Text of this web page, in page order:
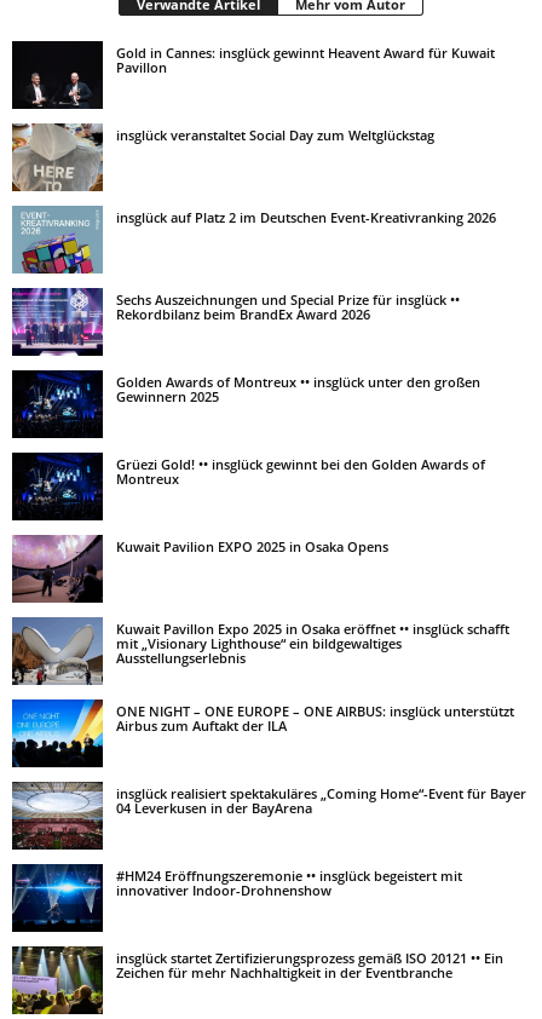
Verwandte Artikel Mehr vom Autor
Gold in Cannes: insglück gewinnt Heavent Award für Kuwait
Pavillon
insglück veranstaltet Social Day zum Weltglückstag
insglück auf Platz 2 im Deutschen Event-Kreativranking 2026
Sechs Auszeichnungen und Special Prize für insglück ••
Rekordbilanz beim BrandEx Award 2026
Golden Awards of Montreux •• insglück unter den großen
Gewinnern 2025
Grüezi Gold! •• insglück gewinnt bei den Golden Awards of
Montreux
Kuwait Pavilion EXPO 2025 in Osaka Opens
Kuwait Pavillon Expo 2025 in Osaka eröffnet •• insglück schafft
mit „Visionary Lighthouse“ ein bildgewaltiges
Ausstellungserlebnis
ONE NIGHT – ONE EUROPE – ONE AIRBUS: insglück unterstützt
Airbus zum Auftakt der ILA
insglück realisiert spektakuläres „Coming Home“-Event für Bayer
04 Leverkusen in der BayArena
#HM24 Eröffnungszeremonie •• insglück begeistert mit
innovativer Indoor-Drohnenshow
insglück startet Zertifizierungsprozess gemäß ISO 20121 •• Ein
Zeichen für mehr Nachhaltigkeit in der Eventbranche